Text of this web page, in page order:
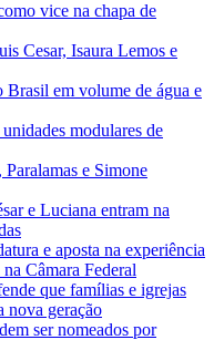
vice na chapa de
Cesar, Isaura Lemos e
Brasil em volume de água e
modulares de
e Simone
e Luciana entram na
e aposta na experiência
Câmara Federal
que famílias e igrejas
nova geração
ser nomeados por